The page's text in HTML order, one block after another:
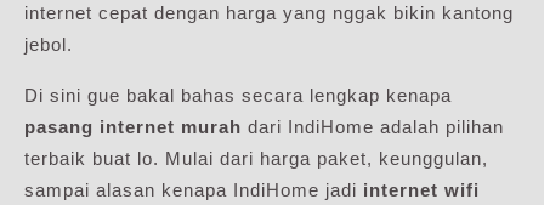
internet cepat dengan harga yang nggak bikin kantong
jebol.
Di sini gue bakal bahas secara lengkap kenapa
pasang internet murah dari IndiHome adalah pilihan
terbaik buat lo. Mulai dari harga paket, keunggulan,
sampai alasan kenapa IndiHome jadi internet wifi